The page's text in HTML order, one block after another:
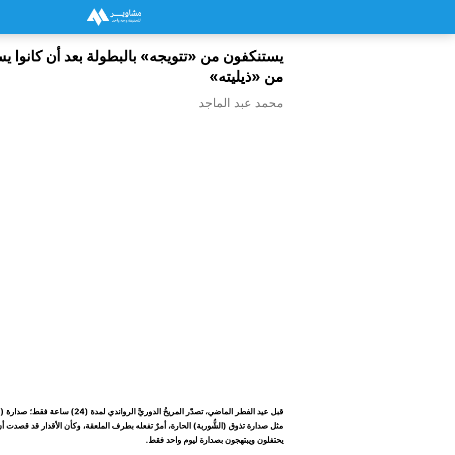
يستنكفون من «تتويجه» بالبطولة بعد أن كانوا
من «ذيليته»
محمد عبد الماجد
​قبل عيد الفطر الماضي، تصدّر المريخُ الدوريَّ الرواندي
مثل صدارة تذوق (الشُّوربة) الحارة، أمرٌ تفعله بطرف الملعقة، وكأن الأقدار قد
يحتفلون ويبتهجون بصدارة ليوم واحد فقط.